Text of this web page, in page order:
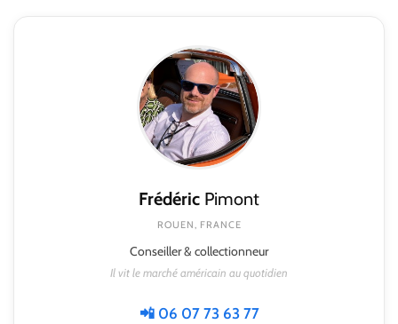
Frédéric Pimont
ROUEN, FRANCE
Conseiller & collectionneur
Il vit le marché américain au quotidien
📲 06 07 73 63 77